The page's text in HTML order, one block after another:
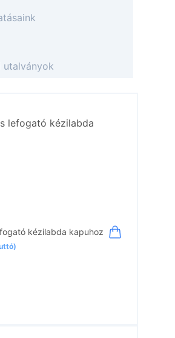
utalványok
kézilabda kapuhoz